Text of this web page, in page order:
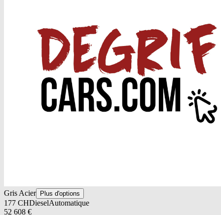
Gris Acier Plus d'options
177 CHDieselAutomatique
52 608 €